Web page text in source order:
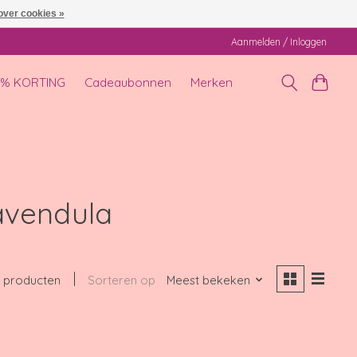
Aanmelden / Inloggen
KORTING Cadeaubonnen Merken
producten Sorteren op Meest bekeken
cookies »